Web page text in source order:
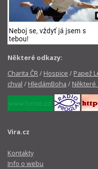
Některé odkazy:
Charita ČR/ Hospice / Papež
chval / HledámBoha / Některé
Vira.cz
Kontakty
Info o webu